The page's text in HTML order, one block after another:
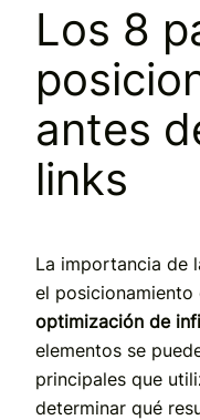
Los 8
antes
links
La importancia de
el posicionamiento
optimización de
elementos se
principales que
determinar qué